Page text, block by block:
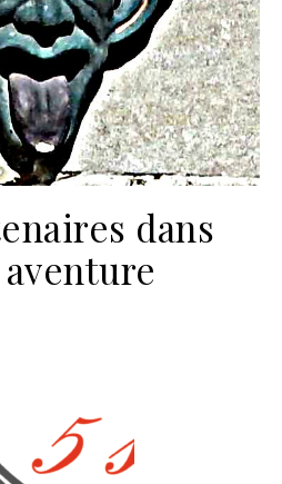
dans